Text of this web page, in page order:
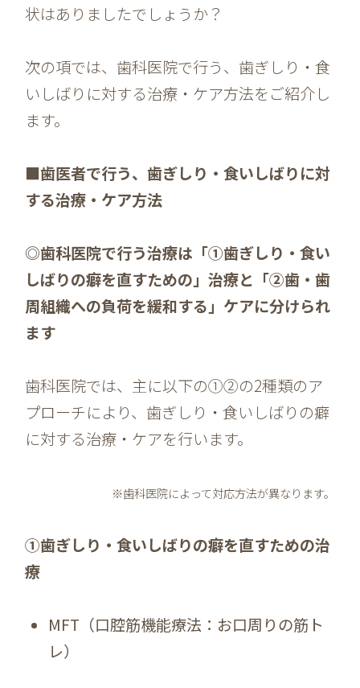
状はありましたでしょうか？
次の項では、歯科医院で行う、歯ぎしり・食
いしばりに対する治療・ケア方法をご紹介し
ます。
■歯医者で行う、歯ぎしり・食いしばりに対
する治療・ケア方法
◎歯科医院で行う治療は「①歯ぎしり・食い
しばりの癖を直すための」治療と「②歯・歯
周組織への負荷を緩和する」ケアに分けられ
ます
歯科医院では、主に以下の①②の2種類のア
プローチにより、歯ぎしり・食いしばりの癖
に対する治療・ケアを行います。
※歯科医院によって対応方法が異なります。
①歯ぎしり・食いしばりの癖を直すための治
療
MFT （口腔筋機能療法：お口周りの筋ト
レ）